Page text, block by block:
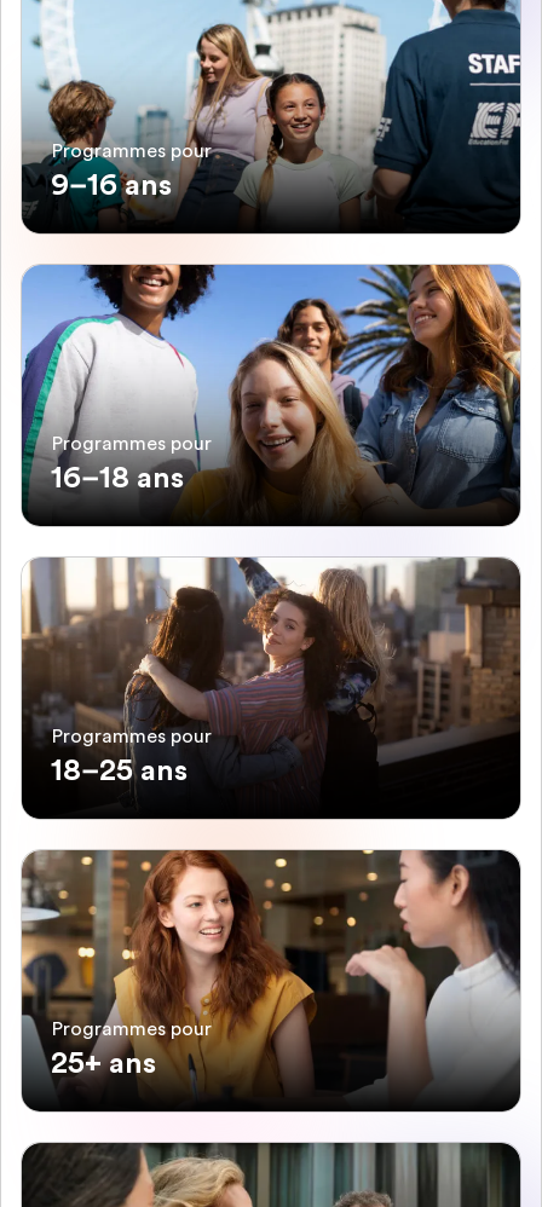
Programmes pour
9–16 ans
Programmes pour
16–18 ans
Programmes pour
18–25 ans
Programmes pour
25+ ans